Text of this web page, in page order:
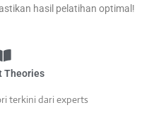
hasil pelatihan optimal!
Theories
terkini dari experts